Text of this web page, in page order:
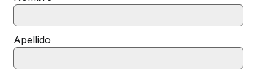
Apellido